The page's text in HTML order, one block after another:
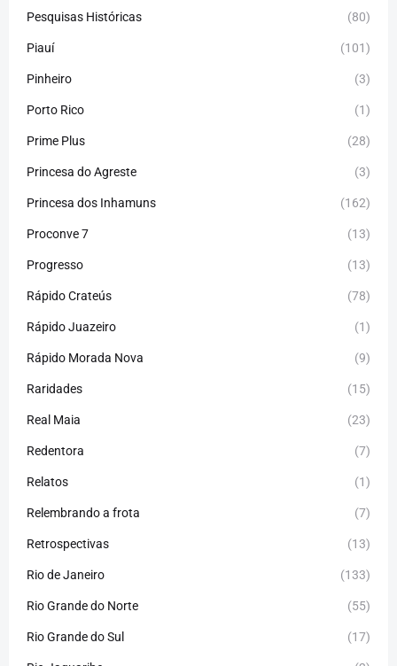
Pesquisas Históricas (80)
Piauí (101)
Pinheiro (3)
Porto Rico (1)
Prime Plus (28)
Princesa do Agreste (3)
Princesa dos Inhamuns (162)
Proconve 7 (13)
Progresso (13)
Rápido Crateús (78)
Rápido Juazeiro (1)
Rápido Morada Nova (9)
Raridades (15)
Real Maia (23)
Redentora (7)
Relatos (1)
Relembrando a frota (7)
Retrospectivas (13)
Rio de Janeiro (133)
Rio Grande do Norte (55)
Rio Grande do Sul (17)